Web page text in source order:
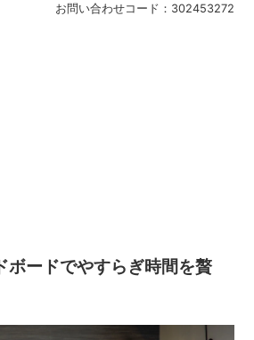
お問い合わせコード： 302453272
ボードでやすらぎ時間を贅